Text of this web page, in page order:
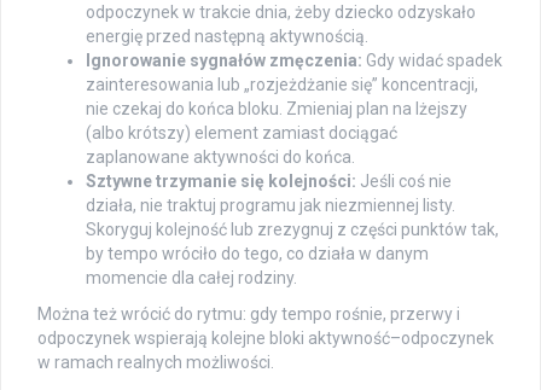
odpoczynek w trakcie dnia, żeby dziecko odzyskało
energię przed następną aktywnością.
Ignorowanie sygnałów zmęczenia: Gdy widać spadek
zainteresowania lub „rozjeżdżanie się” koncentracji,
nie czekaj do końca bloku. Zmieniaj plan na lżejszy
(albo krótszy) element zamiast dociągać
zaplanowane aktywności do końca.
Sztywne trzymanie się kolejności: Jeśli coś nie
działa, nie traktuj programu jak niezmiennej listy.
Skoryguj kolejność lub zrezygnuj z części punktów tak,
by tempo wróciło do tego, co działa w danym
momencie dla całej rodziny.
Można też wrócić do rytmu: gdy tempo rośnie, przerwy i
odpoczynek wspierają kolejne bloki aktywność–odpoczynek
w ramach realnych możliwości.